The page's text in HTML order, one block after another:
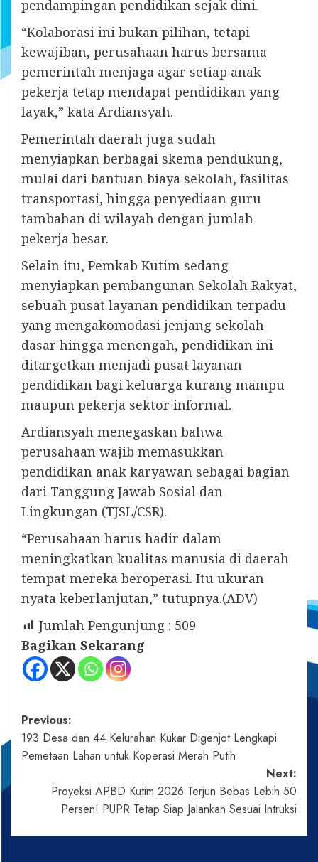
pendampingan pendidikan sejak dini.
“Kolaborasi ini bukan pilihan, tetapi
kewajiban, perusahaan harus bersama
pemerintah menjaga agar setiap anak
pekerja tetap mendapat pendidikan yang
layak,” kata Ardiansyah.
Pemerintah daerah juga sudah
menyiapkan berbagai skema pendukung,
mulai dari bantuan biaya sekolah, fasilitas
transportasi, hingga penyediaan guru
tambahan di wilayah dengan jumlah
pekerja besar.
Selain itu, Pemkab Kutim sedang
menyiapkan pembangunan Sekolah Rakyat,
sebuah pusat layanan pendidikan terpadu
yang mengakomodasi jenjang sekolah
dasar hingga menengah, pendidikan ini
ditargetkan menjadi pusat layanan
pendidikan bagi keluarga kurang mampu
maupun pekerja sektor informal.
Ardiansyah menegaskan bahwa
perusahaan wajib memasukkan
pendidikan anak karyawan sebagai bagian
dari Tanggung Jawab Sosial dan
Lingkungan (TJSL/CSR).
“Perusahaan harus hadir dalam
meningkatkan kualitas manusia di daerah
tempat mereka beroperasi. Itu ukuran
nyata keberlanjutan,” tutupnya.(ADV)
Jumlah Pengunjung : 509
Bagikan Sekarang
Post
navigation
Previous:
193 Desa dan 44 Kelurahan Kukar Digenjot Lengkapi
Pemetaan Lahan untuk Koperasi Merah Putih
Next:
Proyeksi APBD Kutim 2026 Terjun Bebas Lebih 50
Persen! PUPR Tetap Siap Jalankan Sesuai Intruksi